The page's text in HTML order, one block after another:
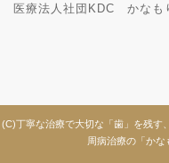
医療法人社団KDC かなも
(C)丁寧な治療で大切な「歯」を残す
周病治療の「か